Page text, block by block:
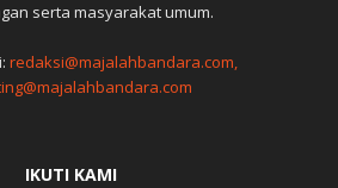
serta masyarakat umum.
redaksi@majalahbandara.com,
IKUTI KAMI